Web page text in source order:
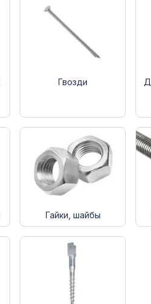
Гвозди
Гайки, шайбы